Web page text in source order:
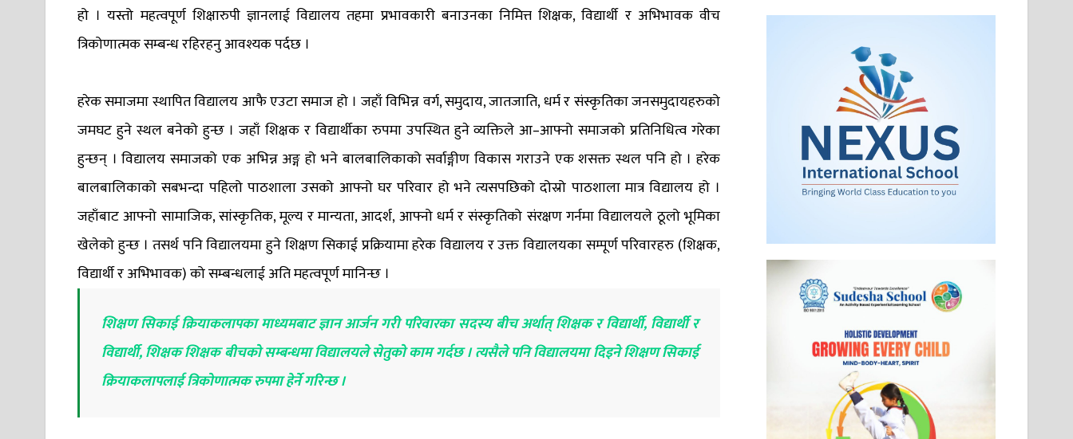
हो । यस्तो महत्वपूर्ण शिक्षारुपी ज्ञानलाई विद्यालय तहमा प्रभावकारी बनाउनका निमित्त शिक्षक, विद्यार्थी र अभिभावक वीच
त्रिकोणात्मक सम्बन्ध रहिरहनु आवश्यक पर्दछ ।
हरेक समाजमा स्थापित विद्यालय आफै एउटा समाज हो । जहाँ विभिन्न वर्ग, समुदाय, जातजाति, धर्म र संस्कृतिका जनसमुदायहरुको
जमघट हुने स्थल बनेको हुन्छ । जहाँ शिक्षक र विद्यार्थीका रुपमा उपस्थित हुने व्यक्तिले आ–आफ्नो समाजको प्रतिनिधित्व गरेका
हुन्छन् । विद्यालय समाजको एक अभिन्न अङ्ग हो भने बालबालिकाको सर्वाङ्गीण विकास गराउने एक शसक्त स्थल पनि हो । हरेक
बालबालिकाको सबभन्दा पहिलो पाठशाला उसको आफ्नो घर परिवार हो भने त्यसपछिको दोस्रो पाठशाला मात्र विद्यालय हो ।
जहाँबाट आफ्नो सामाजिक, सांस्कृतिक, मूल्य र मान्यता, आदर्श, आफ्नो धर्म र संस्कृतिको संरक्षण गर्नमा विद्यालयले ठूलो भूमिका
खेलेको हुन्छ । तसर्थ पनि विद्यालयमा हुने शिक्षण सिकाई प्रक्रियामा हरेक विद्यालय र उक्त विद्यालयका सम्पूर्ण परिवारहरु (शिक्षक,
विद्यार्थी र अभिभावक) को सम्बन्धलाई अति महत्वपूर्ण मानिन्छ ।
शिक्षण सिकाई क्रियाकलापका माध्यमबाट ज्ञान आर्जन गरी परिवारका सदस्य बीच अर्थात् शिक्षक र विद्यार्थी, विद्यार्थी र
विद्यार्थी, शिक्षक शिक्षक बीचको सम्बन्धमा विद्यालयले सेतुको काम गर्दछ । त्यसैले पनि विद्यालयमा दिइने शिक्षण सिकाई
क्रियाकलापलाई त्रिकोणात्मक रुपमा हेर्ने गरिन्छ ।